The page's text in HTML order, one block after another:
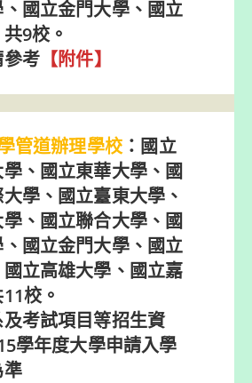
國立金門大學、國立
9校。
考【附件】
管道辦理學校：國立
、國立東華大學、國
學、國立臺東大學、
、國立聯合大學、國
國立金門大學、國立
立高雄大學、國立嘉
校。
考試項目等招生資
學年度大學申請入學